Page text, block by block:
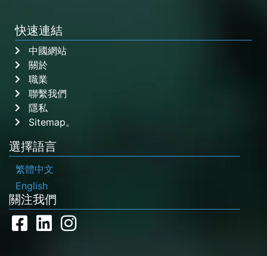
快速連結
中國網站
關於
職業
聯繫我們
隱私
Sitemap。
選擇語言
繁體中文
English
關注我們